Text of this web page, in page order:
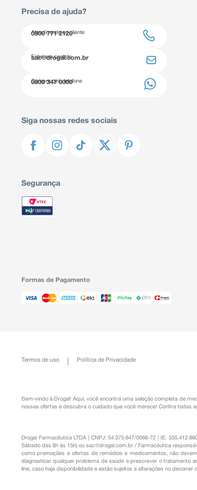
Precisa de ajuda?
Atendimento ao cliente
0800 771 2120
Entre em contato
sac@drogal.com.br
Compre pelo telefone
0800 347 0000
Siga nossas redes sociais
Segurança
Formas de Pagamento
Termos de uso Política de Privacidade
Bem-vindo à Drogal! Aqui, você encontra uma seleção completa de
nossas ofertas e descubra o cuidado que você merece! Confira todas
Drogal Farmacêutica LTDA | CNPJ: 54.375.647/0066-72 | IE:
Sábado das 8h às 15h) ousac@drogal.com.br / Farmacêutica
como promoções e ofertas de remédios e medicamentos, não
diagnosticar qualquer problema de saúde e prescrever o tratamento
line, caso haja disponibilidade e estão sujeitos a alterações no decorrer